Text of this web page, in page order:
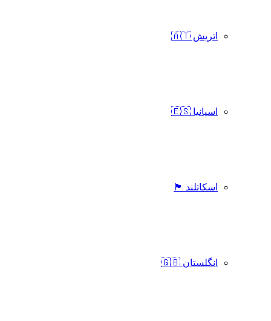
اتریش 🇦🇹
اسپانیا 🇪🇸
اسکاتلند 🏴󠁧󠁢󠁳󠁣󠁴󠁿
انگلستان 🇬🇧